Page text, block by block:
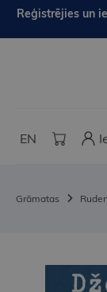
Reģistrējies un
EN
Grāmatas